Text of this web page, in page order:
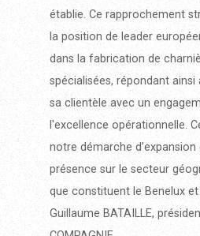
établie. Ce rapprochement
la position de leader
dans la fabrication de
spécialisées, répondant
sa clientèle avec un
l'excellence opérationnelle.
notre démarche
présence sur le secteur
que constituent le Benelux et
Guillaume BATAILLE,